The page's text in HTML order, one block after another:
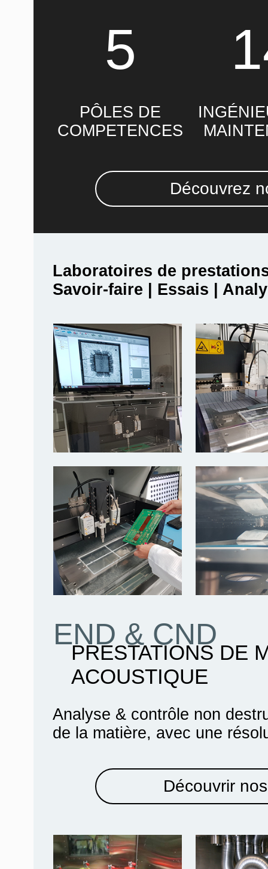
Découvrez
5
PÔLES DE
COMPETENCES
Laboratoires de
Savoir-faire | Essais |
Analyse & contrôle non
de la matière, avec une
Découvrir
END & CND
PRESTATIONS DE
ACOUSTIQUE